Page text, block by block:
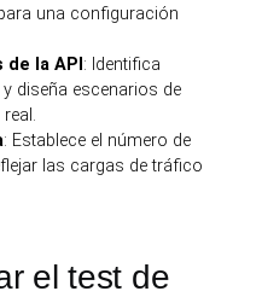
una configuración
la API : Identifica
diseña escenarios de
: Establece el número de
las cargas de tráfico
el test de